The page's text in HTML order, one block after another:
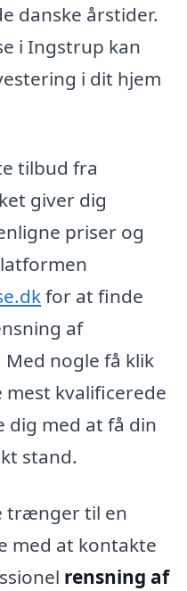
danske årstider.
i Ingstrup kan
i dit hjem
tilbud fra
giver dig
priser og
for at finde
af
nogle få klik
kvalificerede
med at få din
stand.
trænger til en
med at kontakte
rensning af